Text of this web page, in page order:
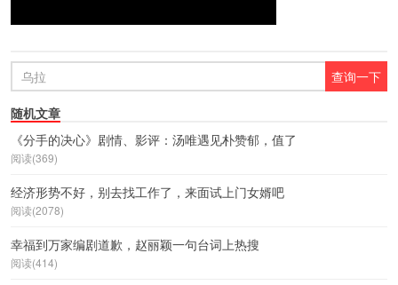
随机文章
《分手的决心》剧情、影评：汤唯遇见朴赞郁，值了
阅读(369)
经济形势不好，别去找工作了，来面试上门女婿吧
阅读(2078)
幸福到万家编剧道歉，赵丽颖一句台词上热搜
阅读(414)